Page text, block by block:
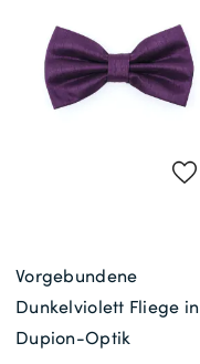
Vorgebundene
Dunkelviolett Fliege in
Dupion-Optik